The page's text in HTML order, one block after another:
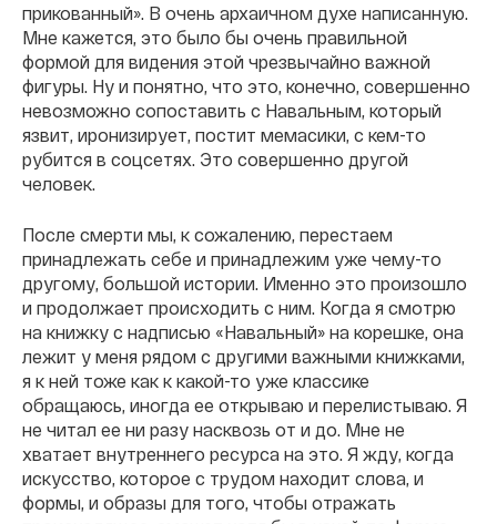
прикованный». В очень архаичном духе написанную.
Мне кажется, это было бы очень правильной
формой для видения этой чрезвычайно важной
фигуры. Ну и понятно, что это, конечно, совершенно
невозможно сопоставить с Навальным, который
язвит, иронизирует, постит мемасики, с кем-то
рубится в соцсетях. Это совершенно другой
человек.
После смерти мы, к сожалению, перестаем
принадлежать себе и принадлежим уже чему-то
другому, большой истории. Именно это произошло
и продолжает происходить с ним. Когда я смотрю
на книжку с надписью «Навальный» на корешке, она
лежит у меня рядом с другими важными книжками,
я к ней тоже как к какой-то уже классике
обращаюсь, иногда ее открываю и перелистываю. Я
не читал ее ни разу насквозь от и до. Мне не
хватает внутреннего ресурса на это. Я жду, когда
искусство, которое с трудом находит слова, и
формы, и образы для того, чтобы отражать